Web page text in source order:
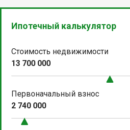
Ипотечный калькулятор
Стоимость недвижимости
13 700 000
Первоначальный взнос
2 740 000